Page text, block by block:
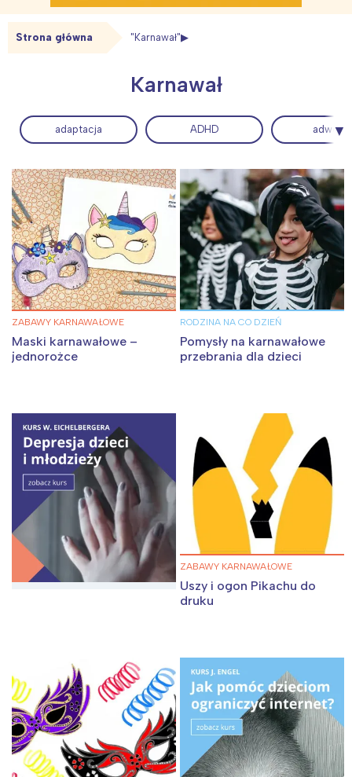
Strona główna "Karnawał"
Karnawał
adaptacja ADHD adwent
ZABAWY KARNAWAŁOWE
Maski karnawałowe –
jednorożce
RODZINA NA CO DZIEŃ
Pomysły na karnawałowe
przebrania dla dzieci
ZABAWY KARNAWAŁOWE
Uszy i ogon Pikachu do
druku